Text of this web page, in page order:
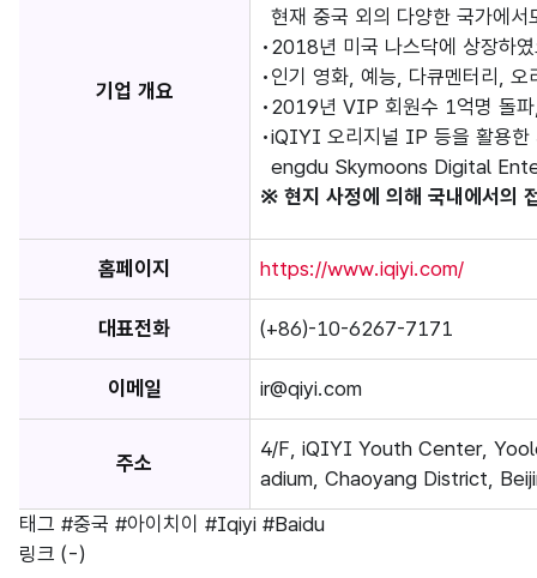
기업 개요
현재 중국 외의 다양한 국가에
2018년 미국 나스닥에 상장하
인기 영화, 예능, 다큐멘터리,
2019년 VIP 회원수 1억명 돌
iQIYI 오리지널 IP 등을 활용한
engdu Skymoons Digital
※ 현지 사정에 의해 국내에서의
홈페이지 https://www.iqiyi.com/
대표전화 (+86)-10-6267-7171
이메일 ir@qiyi.com
주소
4/F, iQIYI Youth Center,
adium, Chaoyang District,
태그 #중국 #아이치이 #Iqiyi #Baidu
링크 (-)